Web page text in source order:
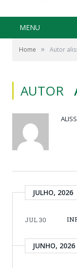
MENU
Home » Autor
AUTOR
JULHO, 2026
JUL 30
JUNHO, 2026